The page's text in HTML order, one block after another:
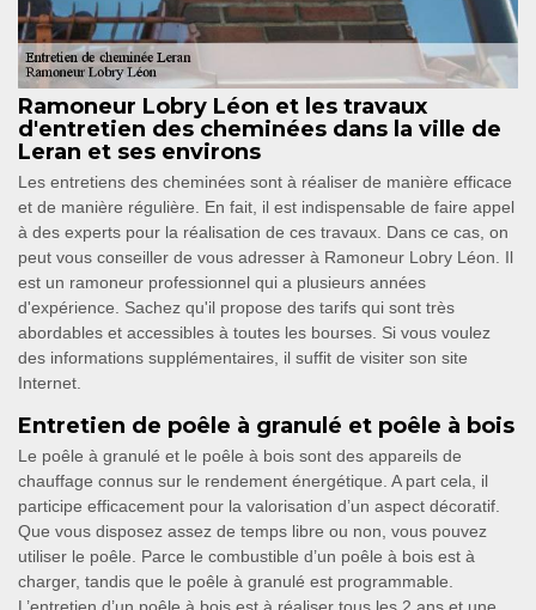
Ramoneur Lobry Léon et les travaux
d'entretien des cheminées dans la ville de
Leran et ses environs
Les entretiens des cheminées sont à réaliser de manière efficace
et de manière régulière. En fait, il est indispensable de faire appel
à des experts pour la réalisation de ces travaux. Dans ce cas, on
peut vous conseiller de vous adresser à Ramoneur Lobry Léon. Il
est un ramoneur professionnel qui a plusieurs années
d'expérience. Sachez qu'il propose des tarifs qui sont très
abordables et accessibles à toutes les bourses. Si vous voulez
des informations supplémentaires, il suffit de visiter son site
Internet.
Entretien de poêle à granulé et poêle à bois
Le poêle à granulé et le poêle à bois sont des appareils de
chauffage connus sur le rendement énergétique. A part cela, il
participe efficacement pour la valorisation d’un aspect décoratif.
Que vous disposez assez de temps libre ou non, vous pouvez
utiliser le poêle. Parce le combustible d’un poêle à bois est à
charger, tandis que le poêle à granulé est programmable.